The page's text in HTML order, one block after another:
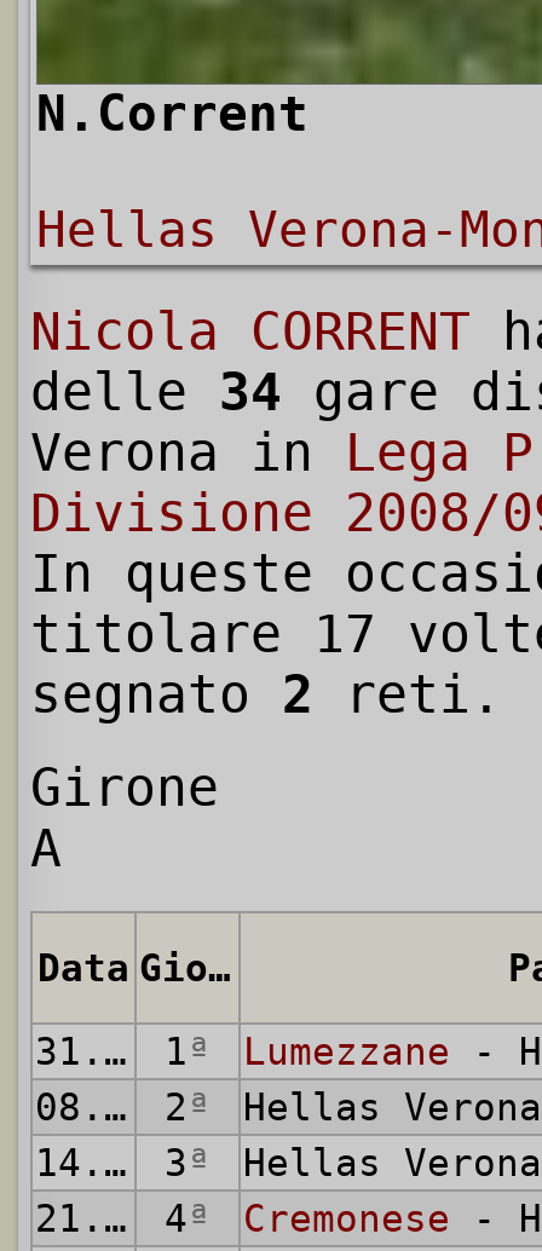
N.Corrent
Hellas Verona-
Nicola CORRENT
delle 34 gare
Verona in Lega
Divisione 2008/
In queste
titolare 17
segnato 2 reti.
Girone
A
Data Giornata
31.08.2008
1ª Lumezzane -
08.09.2008
2ª
Hellas
14.09.2008
3ª
Hellas
21.09.2008
4ª Cremonese -